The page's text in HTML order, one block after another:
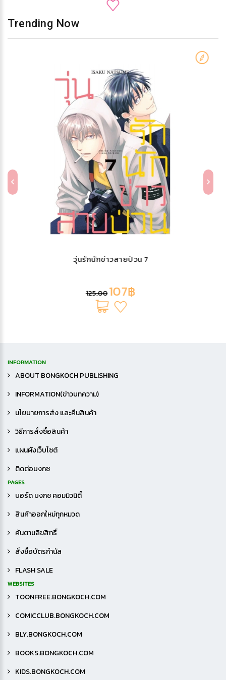
Trending Now
สื่อใจรักด้วยสัมผัส เรื่องราวหลังจากนั้น 2
125.00107฿
INFORMATION
ABOUT BONGKOCH PUBLISHING
INFORMATION(ข่าวบทความ)
นโยบายการส่ง และคืนสินค้า
วิธีการสั่งซื้อสินค้า
แผนผังเว็บไซต์
ติดต่อบงกช
PAGES
บอร์ด บงกช คอมมิวนิตี้
สินค้าออกใหม่ทุกหมวด
ค้นตามลิขสิทธิ์
สั่งซื้อบัตรกำนัล
FLASH SALE
WEBSITES
TOONFREE.BONGKOCH.COM
COMICCLUB.BONGKOCH.COM
BLY.BONGKOCH.COM
BOOKS.BONGKOCH.COM
KIDS.BONGKOCH.COM